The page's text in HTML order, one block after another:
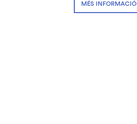
MÉS INFORMACIÓ